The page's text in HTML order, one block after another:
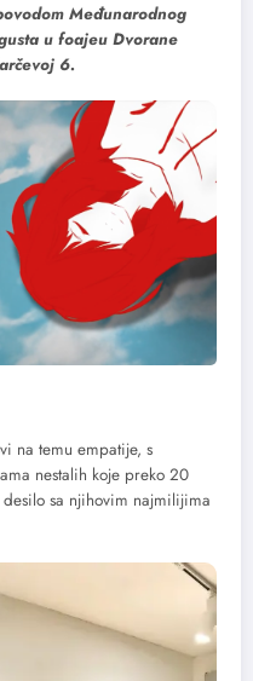
Međunarodnog
u foajeu Dvorane
6.
na temu empatije, s
nestalih koje preko 20
sa njihovim najmilijima